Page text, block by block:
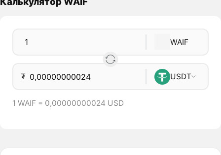
WAIF
₮ USDT
1 WAIF = 0,00000000024 USD